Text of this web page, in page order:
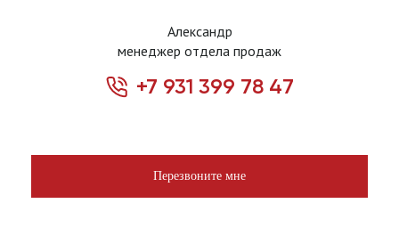
Александр
менеджер отдела продаж
+7 931 399 78 47
Перезвоните мне